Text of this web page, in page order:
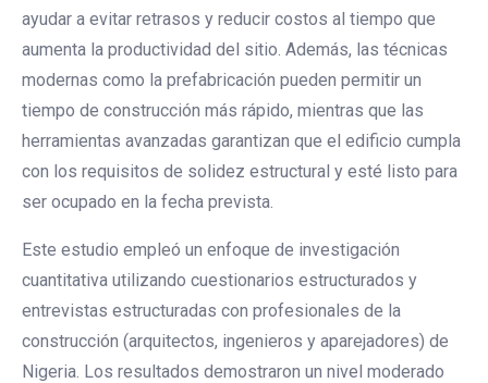
ayudar a evitar retrasos y reducir costos al tiempo que
aumenta la productividad del sitio. Además, las técnicas
modernas como la prefabricación pueden permitir un
tiempo de construcción más rápido, mientras que las
herramientas avanzadas garantizan que el edificio cumpla
con los requisitos de solidez estructural y esté listo para
ser ocupado en la fecha prevista.
Este estudio empleó un enfoque de investigación
cuantitativa utilizando cuestionarios estructurados y
entrevistas estructuradas con profesionales de la
construcción (arquitectos, ingenieros y aparejadores) de
Nigeria. Los resultados demostraron un nivel moderado